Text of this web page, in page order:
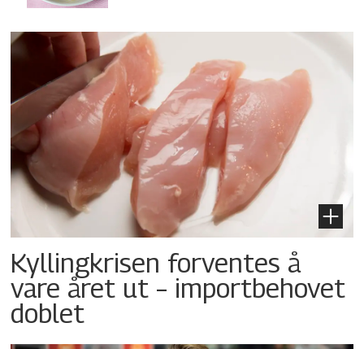
Kyllingkrisen forventes å
vare året ut – importbehovet
doblet